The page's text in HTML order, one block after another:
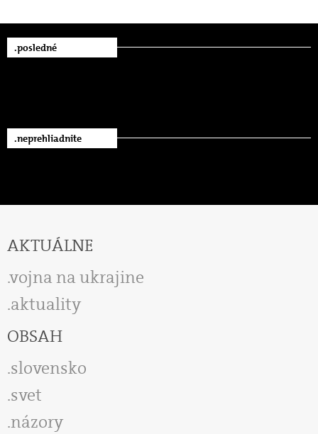
.posledné
.neprehliadnite
AKTUÁLNE
vojna na ukrajine
aktuality
OBSAH
slovensko
svet
názory